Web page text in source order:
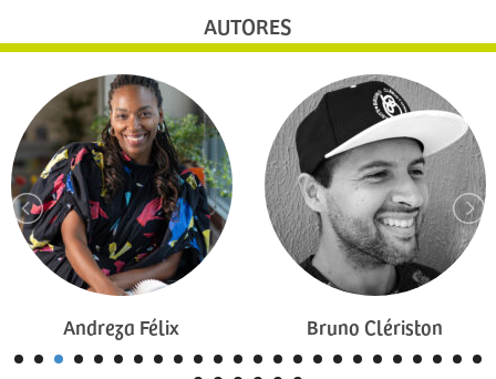
AUTORES
Andreza Félix Bruno Clériston